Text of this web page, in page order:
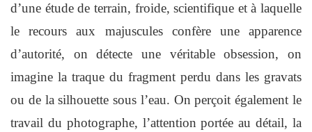
d’une étude de terrain, froide, scientifique et à laquelle
le recours aux majuscules confère une apparence
d’autorité, on détecte une véritable obsession, on
imagine la traque du fragment perdu dans les gravats
ou de la silhouette sous l’eau. On perçoit également le
travail du photographe, l’attention portée au détail, la